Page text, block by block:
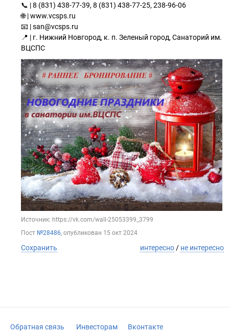
📞 | 8 (831) 438-77-39, 8 (831) 438-77-25, 238-96-06
🌐 | www.vcsps.ru
📧 | san@vcsps.ru
📍 | г. Нижний Новгород, к. п. Зеленый город, Санаторий им.
ВЦСПС
Источник: https://vk.com/wall-25053399_3799
Пост №28486, опубликован 15 окт 2024
Сохранить интересно / не интересно
Обратная связь Инвесторам Вконтакте